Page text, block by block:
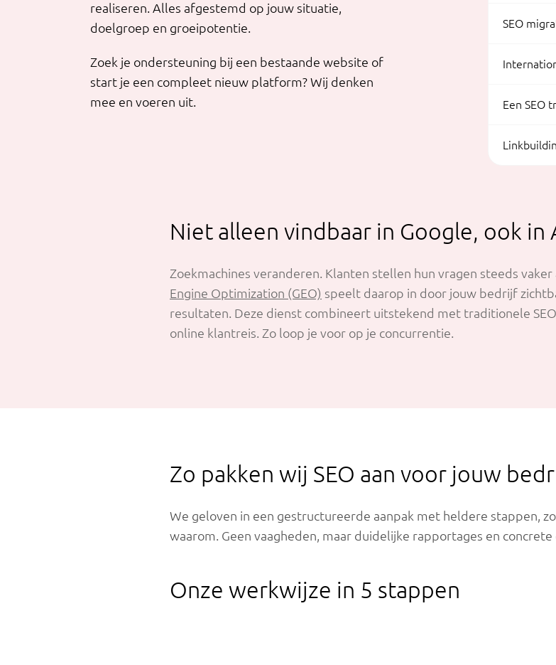
realiseren. Alles afgestemd op jouw situatie,
doelgroep en groeipotentie.
Zoek je ondersteuning bij een bestaande website of
start je een compleet nieuw platform? Wij denken
mee en voeren uit.
SEO
Een SEO
Niet alleen vindbaar in Google, ook in
Zoekmachines veranderen. Klanten stellen hun vragen steeds vaker
Engine Optimization (GEO) speelt daarop in door jouw bedrijf
resultaten. Deze dienst combineert uitstekend met traditionele
online klantreis. Zo loop je voor op je concurrentie.
Zo pakken wij SEO aan voor jouw
We geloven in een gestructureerde aanpak met heldere stappen,
waarom. Geen vaagheden, maar duidelijke rapportages en
Onze werkwijze in 5 stappen